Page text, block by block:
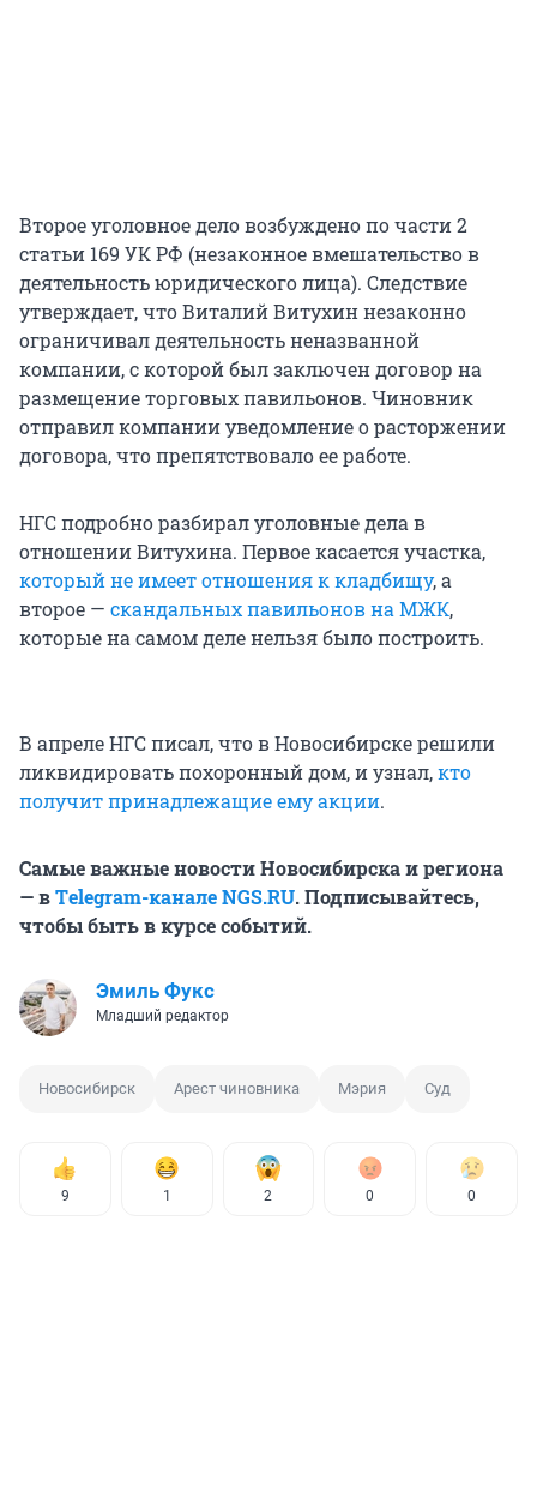
Второе уголовное дело возбуждено по части 2
статьи 169 УК РФ (незаконное вмешательство в
деятельность юридического лица). Следствие
утверждает, что Виталий Витухин незаконно
ограничивал деятельность неназванной
компании, с которой был заключен договор на
размещение торговых павильонов. Чиновник
отправил компании уведомление о расторжении
договора, что препятствовало ее работе.
НГС подробно разбирал уголовные дела в
отношении Витухина. Первое касается участка,
который не имеет отношения к кладбищу, а
второе — скандальных павильонов на МЖК,
которые на самом деле нельзя было построить.
В апреле НГС писал, что в Новосибирске решили
ликвидировать похоронный дом, и узнал,кто
получит принадлежащие ему акции.
Самые важные новости Новосибирска и региона
— вТelegram-канале NGS.RU. Подписывайтесь,
чтобы быть в курсе событий.
Эмиль Фукс
Младший редактор
Новосибирск Арест чиновника Мэрия Суд
9 1 2 0 0